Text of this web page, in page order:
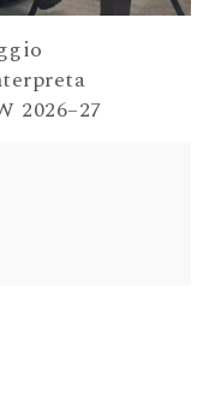
2026–27